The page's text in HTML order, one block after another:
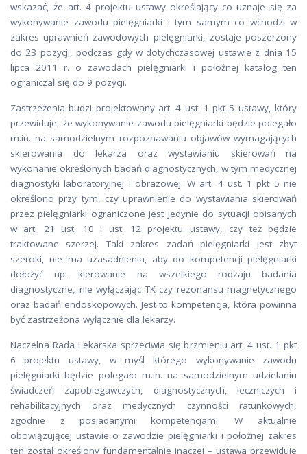
wskazać, że art. 4 projektu ustawy określający co uznaje się za
wykonywanie zawodu pielęgniarki i tym samym co wchodzi w
zakres uprawnień zawodowych pielęgniarki, zostaje poszerzony
do 23 pozycji, podczas gdy w dotychczasowej ustawie z dnia 15
lipca 2011 r. o zawodach pielęgniarki i położnej katalog ten
ograniczał się do 9 pozycji.
Zastrzeżenia budzi projektowany art. 4 ust. 1 pkt 5 ustawy, który
przewiduje, że wykonywanie zawodu pielęgniarki będzie polegało
m.in. na samodzielnym rozpoznawaniu objawów wymagających
skierowania do lekarza oraz wystawianiu skierowań na
wykonanie określonych badań diagnostycznych, w tym medycznej
diagnostyki laboratoryjnej i obrazowej. W art. 4 ust. 1 pkt 5 nie
określono przy tym, czy uprawnienie do wystawiania skierowań
przez pielęgniarki ograniczone jest jedynie do sytuacji opisanych
w art. 21 ust. 10 i ust. 12 projektu ustawy, czy też będzie
traktowane szerzej. Taki zakres zadań pielęgniarki jest zbyt
szeroki, nie ma uzasadnienia, aby do kompetencji pielęgniarki
dołożyć np. kierowanie na wszelkiego rodzaju badania
diagnostyczne, nie wyłączając TK czy rezonansu magnetycznego
oraz badań endoskopowych. Jest to kompetencja, która powinna
być zastrzeżona wyłącznie dla lekarzy.
Naczelna Rada Lekarska sprzeciwia się brzmieniu art. 4 ust. 1 pkt
6 projektu ustawy, w myśl którego wykonywanie zawodu
pielęgniarki będzie polegało m.in. na samodzielnym udzielaniu
świadczeń zapobiegawczych, diagnostycznych, leczniczych i
rehabilitacyjnych oraz medycznych czynności ratunkowych,
zgodnie z posiadanymi kompetencjami. W aktualnie
obowiązującej ustawie o zawodzie pielęgniarki i położnej zakres
ten został określony fundamentalnie inaczej – ustawa przewiduje